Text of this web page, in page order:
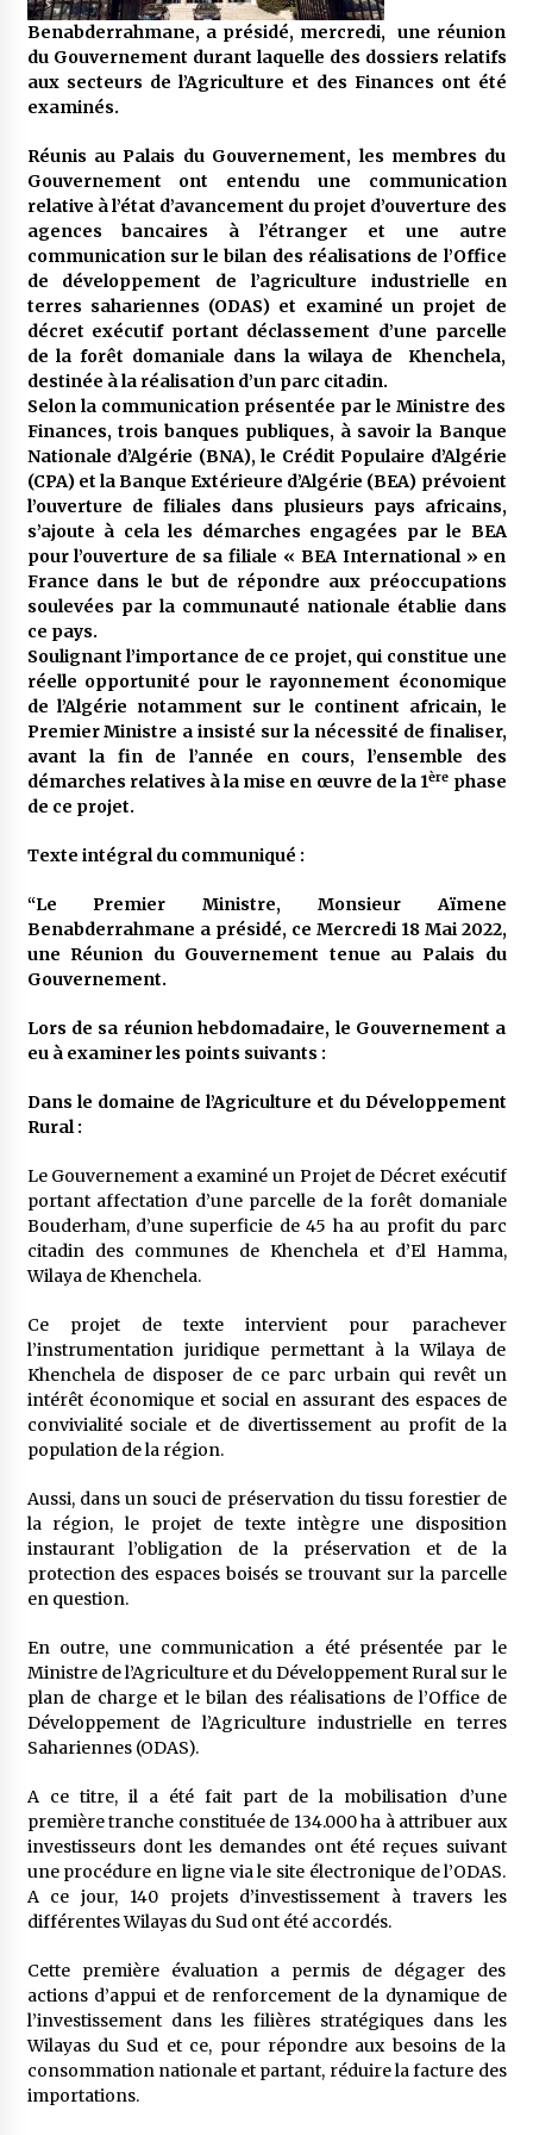
5 ans ago
Rencontre nocturne dans le désert (Un conte
touareg)
Un conte targui/ Quand la tête est vide
5 ans ago
Tradition orale/ D’où viennent les contes et à
quoi servent-ils?
5 ans ago
Benabderrahmane, a présidé, mercredi, une réunion
du Gouvernement durant laquelle des dossiers relatifs
aux secteurs de l’Agriculture et des Finances ont été
examinés.
Réunis au Palais du Gouvernement, les membres du
Gouvernement ont entendu une communication
relative à l’état d’avancement du projet d’ouverture des
agences bancaires à l’étranger et une autre
communication sur le bilan des réalisations de l’Office
de développement de l’agriculture industrielle en
terres sahariennes (ODAS) et examiné un projet de
décret exécutif portant déclassement d’une parcelle
de la forêt domaniale dans la wilaya de Khenchela,
destinée à la réalisation d’un parc citadin.
Selon la communication présentée par le Ministre des
Finances, trois banques publiques, à savoir la Banque
Nationale d’Algérie (BNA), le Crédit Populaire d’Algérie
(CPA) et la Banque Extérieure d’Algérie (BEA) prévoient
l’ouverture de filiales dans plusieurs pays africains,
s’ajoute à cela les démarches engagées par le BEA
pour l’ouverture de sa filiale « BEA International » en
France dans le but de répondre aux préoccupations
soulevées par la communauté nationale établie dans
ce pays.
Soulignant l’importance de ce projet, qui constitue une
réelle opportunité pour le rayonnement économique
de l’Algérie notamment sur le continent africain, le
Premier Ministre a insisté sur la nécessité de finaliser,
avant la fin de l’année en cours, l’ensemble des
démarches relatives à la mise en œuvre de la 1ère phase
de ce projet.
Texte intégral du communiqué :
“Le Premier Ministre, Monsieur Aïmene
Benabderrahmane a présidé, ce Mercredi 18 Mai 2022,
une Réunion du Gouvernement tenue au Palais du
Gouvernement.
Lors de sa réunion hebdomadaire, le Gouvernement a
eu à examiner les points suivants :
Dans le domaine de l’Agriculture et du Développement
Rural :
Le Gouvernement a examiné un Projet de Décret exécutif
portant affectation d’une parcelle de la forêt domaniale
Bouderham, d’une superficie de 45 ha au profit du parc
citadin des communes de Khenchela et d’El Hamma,
Wilaya de Khenchela.
Ce projet de texte intervient pour parachever
l’instrumentation juridique permettant à la Wilaya de
Khenchela de disposer de ce parc urbain qui revêt un
intérêt économique et social en assurant des espaces de
convivialité sociale et de divertissement au profit de la
population de la région.
Aussi, dans un souci de préservation du tissu forestier de
la région, le projet de texte intègre une disposition
instaurant l’obligation de la préservation et de la
protection des espaces boisés se trouvant sur la parcelle
en question.
En outre, une communication a été présentée par le
Ministre de l’Agriculture et du Développement Rural sur le
plan de charge et le bilan des réalisations de l’Office de
Développement de l’Agriculture industrielle en terres
Sahariennes (ODAS).
A ce titre, il a été fait part de la mobilisation d’une
première tranche constituée de 134.000 ha à attribuer aux
investisseurs dont les demandes ont été reçues suivant
une procédure en ligne via le site électronique de l’ODAS.
A ce jour, 140 projets d’investissement à travers les
différentes Wilayas du Sud ont été accordés.
Cette première évaluation a permis de dégager des
actions d’appui et de renforcement de la dynamique de
l’investissement dans les filières stratégiques dans les
Wilayas du Sud et ce, pour répondre aux besoins de la
consommation nationale et partant, réduire la facture des
importations.